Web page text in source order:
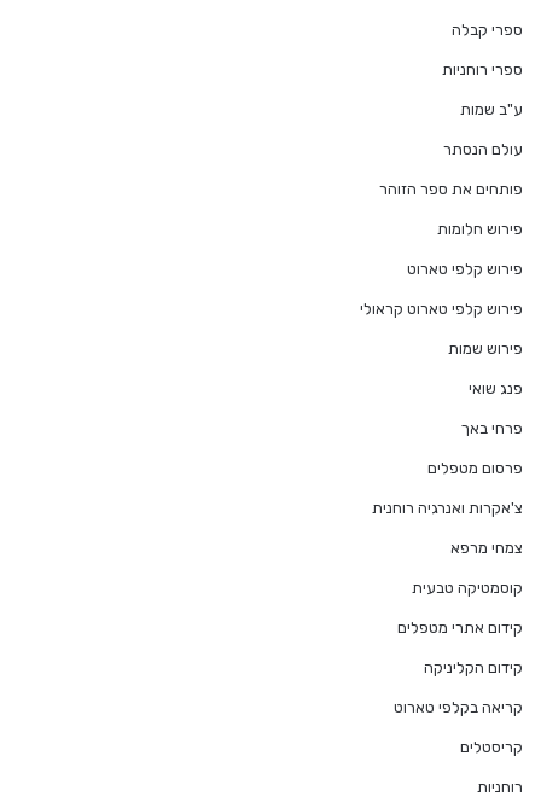
ספרי קבלה
ספרי רוחניות
ע"ב שמות
עולם הנסתר
פותחים את ספר הזוהר
פירוש חלומות
פירוש קלפי טארוט
פירוש קלפי טארוט קראולי
פירוש שמות
פנג שואי
פרחי באך
פרסום מטפלים
צ'אקרות ואנרגיה רוחנית
צמחי מרפא
קוסמטיקה טבעית
קידום אתרי מטפלים
קידום הקליניקה
קריאה בקלפי טארוט
קריסטלים
רוחניות